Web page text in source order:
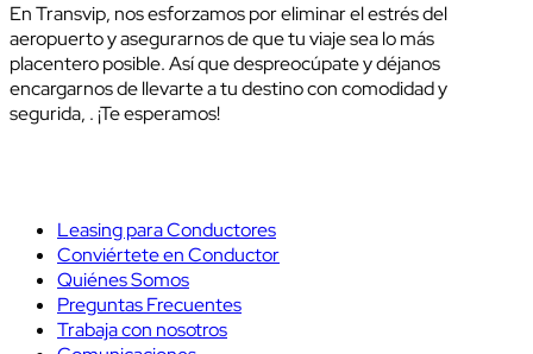
En Transvip, nos esforzamos por eliminar el estrés del
aeropuerto y asegurarnos de que tu viaje sea lo más
placentero posible. Así que despreocúpate y déjanos
encargarnos de llevarte a tu destino con comodidad y
segurida, . ¡Te esperamos!
Leasing para Conductores
Conviértete en Conductor
Quiénes Somos
Preguntas Frecuentes
Trabaja con nosotros